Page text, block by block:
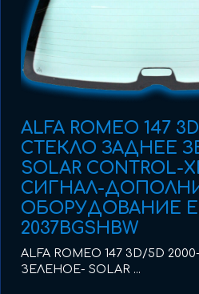
ALFA ROMEO 147
СТЕКЛО ЗАДНЕЕ
SOLAR
СИГНАЛ-
ОБОРУДОВАНИЕ
2037BGSHBW
ALFA ROMEO 147 3D/5D
ЗЕЛЕНОЕ- SOLAR ...